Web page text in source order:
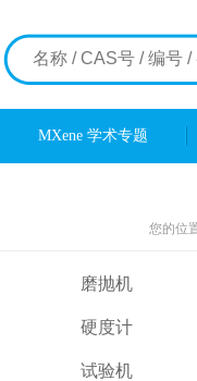
MXene 学术专题
您的位
磨抛机
硬度计
试验机